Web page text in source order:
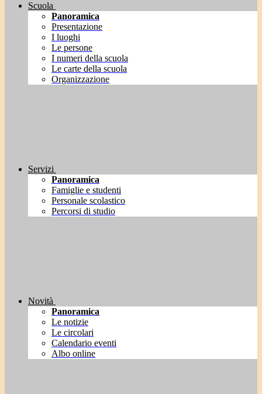
Scuola
Panoramica
Presentazione
I luoghi
Le persone
I numeri della scuola
Le carte della scuola
Organizzazione
Servizi
Panoramica
Famiglie e studenti
Personale scolastico
Percorsi di studio
Novità
Panoramica
Le notizie
Le circolari
Calendario eventi
Albo online